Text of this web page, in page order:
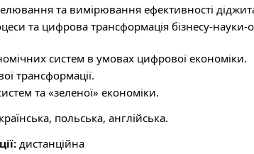
та вимірювання ефективності
та цифрова трансформація бізнесу-
систем в умовах цифрової економіки.
трансформації.
та «зеленої» економіки.
польська, англійська.
дистанційна